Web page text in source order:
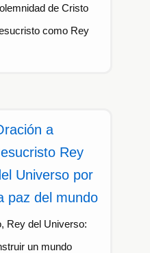
de Cristo
como Rey
a
Rey
Universo por
paz del mundo
Rey del Universo:
un mundo